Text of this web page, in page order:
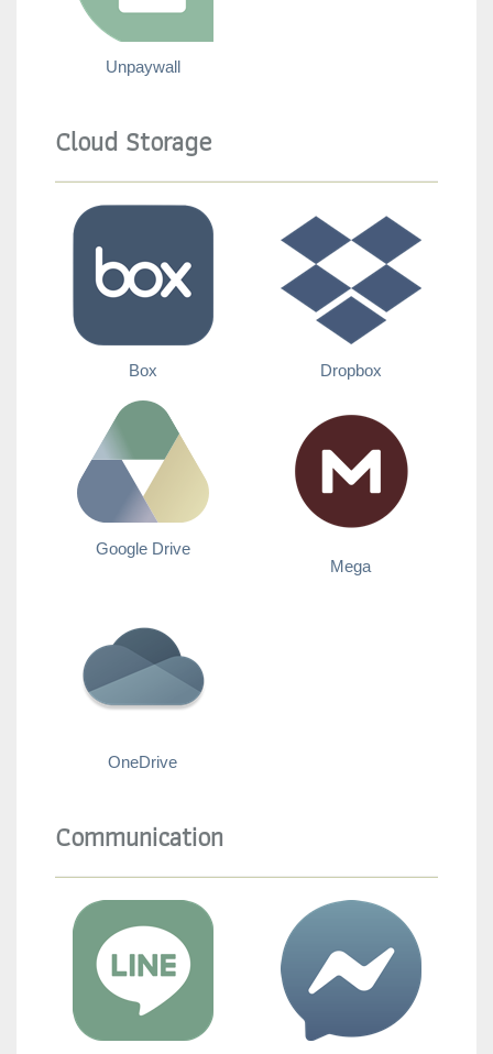
Unpaywall
Cloud Storage
Box Dropbox
Google Drive
Mega
OneDrive
Communication